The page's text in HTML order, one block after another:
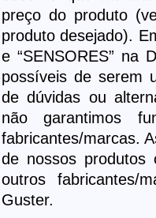
preço do produto
produto desejado).
e “SENSORES” na
possíveis de serem
de dúvidas ou
não garantimos
fabricantes/marcas.
de nossos produtos
outros fabricantes/
Guster.